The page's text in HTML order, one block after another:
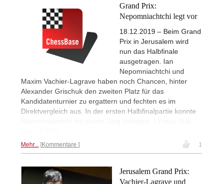
Grand Prix:
Nepomniachtchi legt vor
18.12.2019 – Beim Grand
Prix in Jerusalem wird
nun das Halbfinale
ausgetragen. Ian
Nepomniachtchi und
Maxim Vachier-Lagrave haben noch Chancen, hinter
Alexander Grischuk den zweiten Platz für das
Kandidatenturnier zu ergattern und fechten es im
Direktvergleich aus. In der ersten Halbfinalpartie konnte
Mehr... Kommentare 1
Jerusalem Grand Prix:
Vachier-Lagrave und